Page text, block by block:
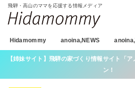
飛騨・高山のママを応援する情報メディア
Hidamommy anoina,NEWS
【姉妹サイト】飛騨の家づくり情報サイト「
ン！